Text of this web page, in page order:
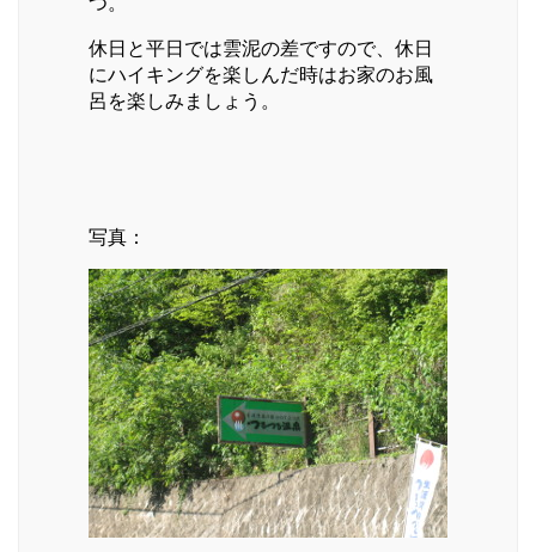
休日と平日では雲泥の差ですので、休日
にハイキングを楽しんだ時はお家のお風
呂を楽しみましょう。
写真：